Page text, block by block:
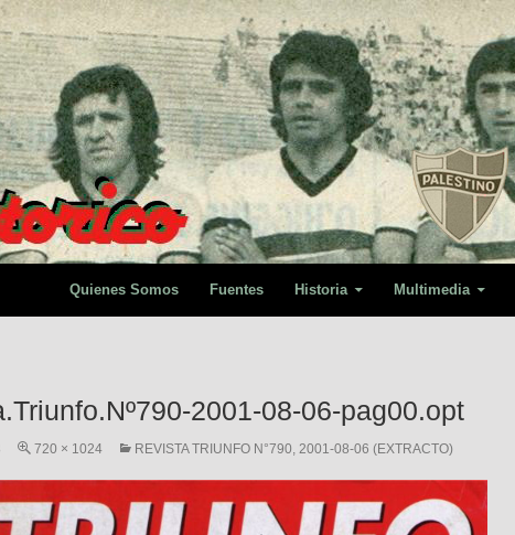
Quienes Somos Fuentes Historia Multimedia
2001-08-06-pag00.opt
720 × 1024 REVISTA TRIUNFO N°790, 2001-08-06 (EXTRACTO)